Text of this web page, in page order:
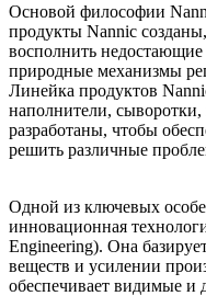
Основой философии
продукты Nannic
восполнить
природные механизмы
Линейка продуктов
наполнители,
разработаны, чтобы
решить различные
Одной из ключевых
инновационная
Engineering). Она
веществ и усилении
обеспечивает видимые и